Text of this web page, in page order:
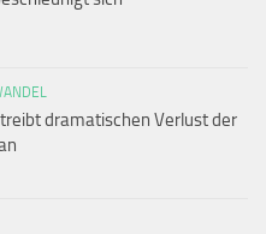
dramatischen Verlust der